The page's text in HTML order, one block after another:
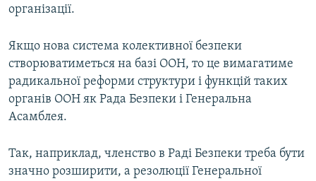
організації.
Якщо нова система колективної безпеки
створюватиметься на базі ООН, то це вимагатиме
радикальної реформи структури і функцій таких
органів ООН як Рада Безпеки і Генеральна
Асамблея.
Так, наприклад, членство в Раді Безпеки треба бути
значно розширити, а резолюції Генеральної